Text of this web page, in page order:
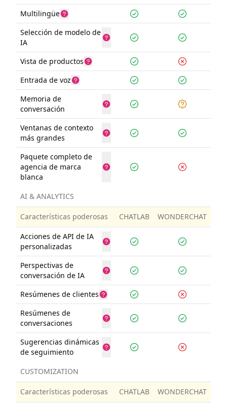
Multilingüe
Selección de modelo de
IA
Vista de productos
Entrada de voz
Memoria de
conversación
Ventanas de contexto
más grandes
Paquete completo de
agencia de marca
blanca
AI & ANALYTICS
Características poderosas CHATLAB WONDERCHAT
Acciones de API de IA
personalizadas
Perspectivas de
conversación de IA
Resúmenes de clientes
Resúmenes de
conversaciones
Sugerencias dinámicas
de seguimiento
CUSTOMIZATION
Características poderosas CHATLAB WONDERCHAT